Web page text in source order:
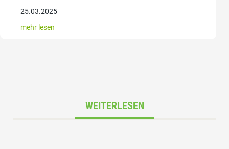
25.03.2025
mehr lesen
WEITERLESEN